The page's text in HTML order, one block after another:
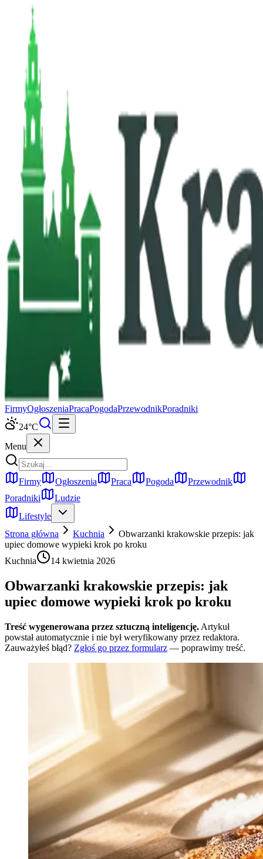
FirmyOgłoszeniaPracaPogodaPrzewodnikPoradniki
24°C
Menu
Firmy Ogłoszenia Praca Pogoda
Przewodnik
Poradniki
Ludzie
Lifestyle
Strona główna
Kuchnia
Obwarzanki krakowskie przepis: jak
upiec domowe wypieki krok po kroku
Kuchnia
14 kwietnia 2026
Obwarzanki krakowskie przepis: jak
upiec domowe wypieki krok po kroku
Treść wygenerowana przez sztuczną inteligencję. Artykuł
powstał automatycznie i nie był weryfikowany przez redaktora.
Zauważyłeś błąd? Zgłoś go przez formularz — poprawimy treść.